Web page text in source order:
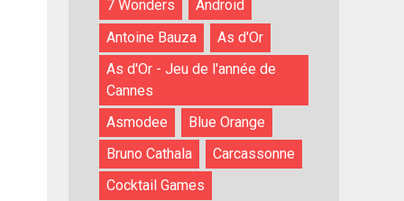
7 Wonders
Android
Antoine Bauza
As d'Or
As d'Or - Jeu de l'année de
Cannes
Asmodee
Blue Orange
Bruno Cathala
Carcassonne
Cocktail Games